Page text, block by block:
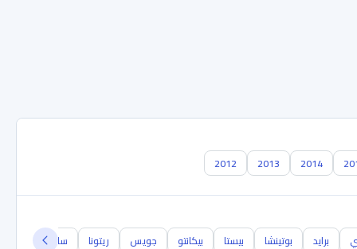
2014
2013
2012
برايد بوتينشا بيستا بيكانتو جويس ريتونا سايبا